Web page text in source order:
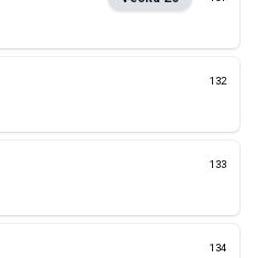
132
133
134